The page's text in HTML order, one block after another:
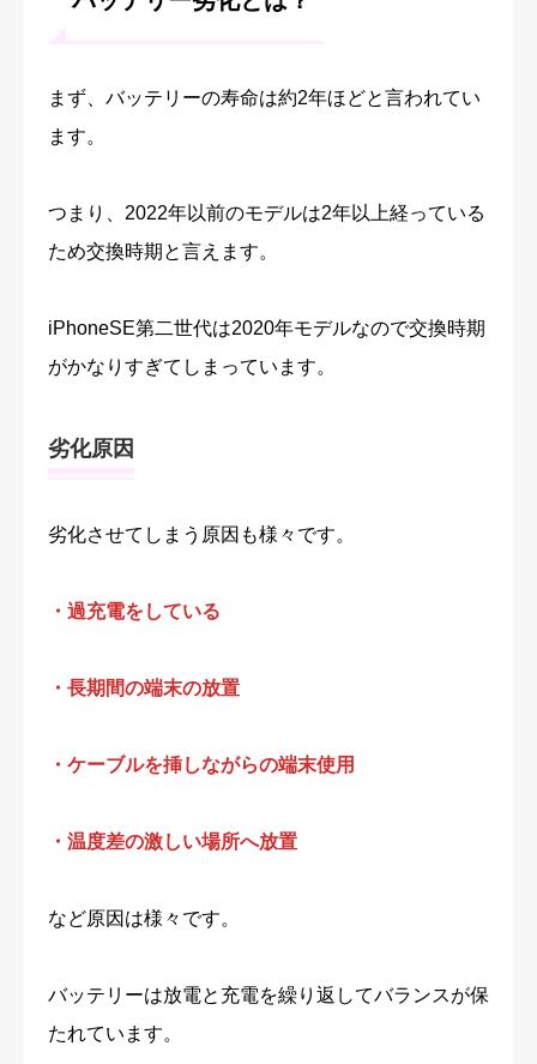
まず、バッテリーの寿命は約2年ほどと言われてい
ます。
つまり、2022年以前のモデルは2年以上経っている
ため交換時期と言えます。
iPhoneSE第二世代は2020年モデルなので交換時期
がかなりすぎてしまっています。
劣化原因
劣化させてしまう原因も様々です。
・過充電をしている
・長期間の端末の放置
・ケーブルを挿しながらの端末使用
・温度差の激しい場所へ放置
など原因は様々です。
バッテリーは放電と充電を繰り返してバランスが保
たれています。